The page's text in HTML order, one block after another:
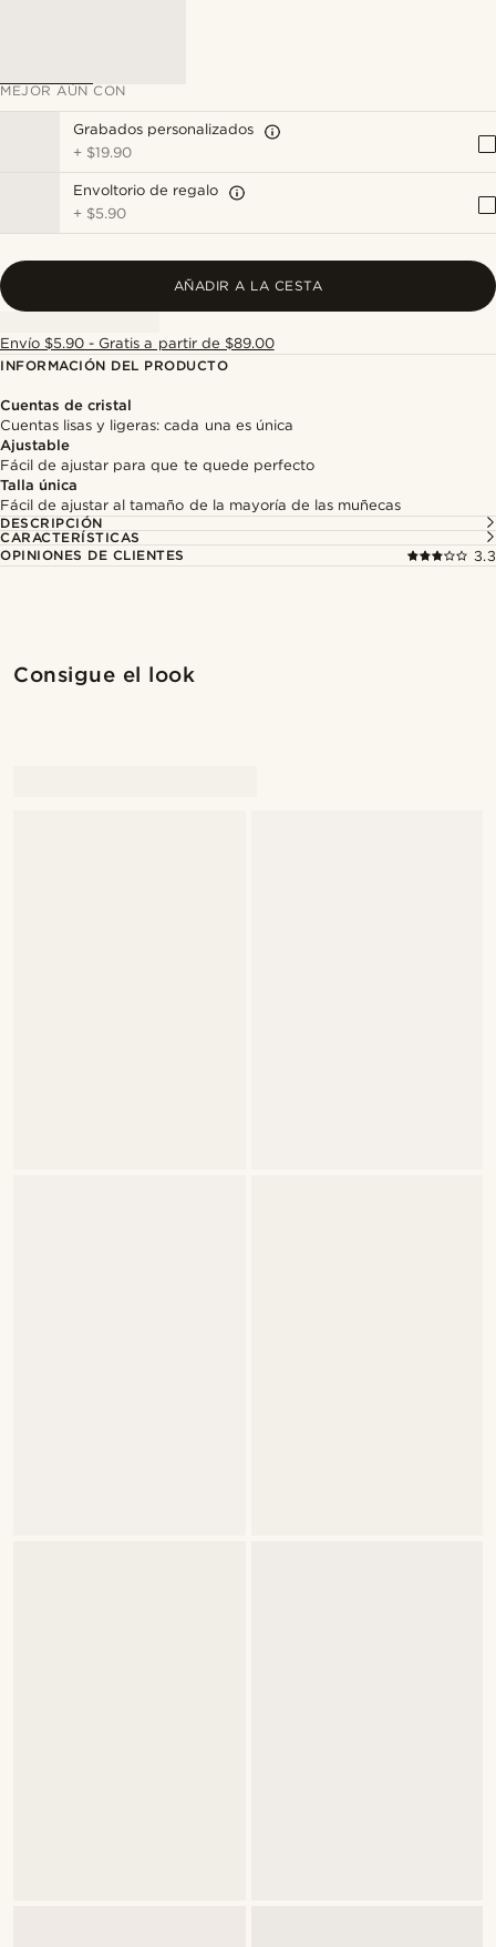
MEJOR AÚN CON
Grabados personalizados
+ $19.90
Envoltorio de regalo
+ $5.90
AÑADIR A LA CESTA
Envío $5.90 - Gratis a partir de $89.00
INFORMACIÓN DEL PRODUCTO
Cuentas de cristal
Cuentas lisas y ligeras: cada una es única
Ajustable
Fácil de ajustar para que te quede perfecto
Talla única
Fácil de ajustar al tamaño de la mayoría de las muñecas
DESCRIPCIÓN
CARACTERÍSTICAS
OPINIONES DE CLIENTES
3.3
Consigue el look